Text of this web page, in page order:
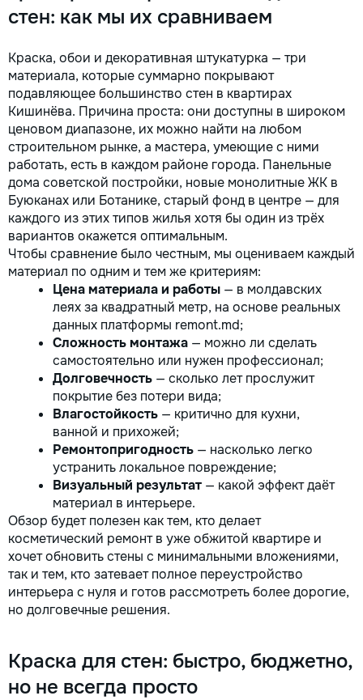
стен: как мы их сравниваем
Краска, обои и декоративная штукатурка — три
материала, которые суммарно покрывают
подавляющее большинство стен в квартирах
Кишинёва. Причина проста: они доступны в широком
ценовом диапазоне, их можно найти на любом
строительном рынке, а мастера, умеющие с ними
работать, есть в каждом районе города. Панельные
дома советской постройки, новые монолитные ЖК в
Буюканах или Ботанике, старый фонд в центре — для
каждого из этих типов жилья хотя бы один из трёх
вариантов окажется оптимальным.
Чтобы сравнение было честным, мы оцениваем каждый
материал по одним и тем же критериям:
Цена материала и работы — в молдавских
леях за квадратный метр, на основе реальных
данных платформы remont.md;
Сложность монтажа — можно ли сделать
самостоятельно или нужен профессионал;
Долговечность — сколько лет прослужит
покрытие без потери вида;
Влагостойкость — критично для кухни,
ванной и прихожей;
Ремонтопригодность — насколько легко
устранить локальное повреждение;
Визуальный результат — какой эффект даёт
материал в интерьере.
Обзор будет полезен как тем, кто делает
косметический ремонт в уже обжитой квартире и
хочет обновить стены с минимальными вложениями,
так и тем, кто затевает полное переустройство
интерьера с нуля и готов рассмотреть более дорогие,
но долговечные решения.
Краска для стен: быстро, бюджетно,
но не всегда просто